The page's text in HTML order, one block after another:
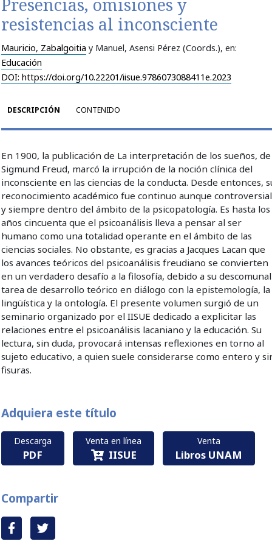
Presencias, omisiones y
resistencias al inconsciente
Mauricio, Zabalgoitia y Manuel, Asensi Pérez (Coords.), en:
Educación
DOI: https://doi.org/10.22201/iisue.9786073088411e.2023
DESCRIPCIÓN CONTENIDO
En 1900, la publicación de La interpretación de los sueños, de
Sigmund Freud, marcó la irrupción de la noción clínica del
inconsciente en las ciencias de la conducta. Desde entonces,
reconocimiento académico fue continuo aunque
y siempre dentro del ámbito de la psicopatología. Es hasta los
años cincuenta que el psicoanálisis lleva a pensar al ser
humano como una totalidad operante en el ámbito de las
ciencias sociales. No obstante, es gracias a Jacques Lacan que
los avances teóricos del psicoanálisis freudiano se convierten
en un verdadero desafío a la filosofía, debido a su descomunal
tarea de desarrollo teórico en diálogo con la epistemología, la
lingüística y la ontología. El presente volumen surgió de un
seminario organizado por el IISUE dedicado a explicitar las
relaciones entre el psicoanálisis lacaniano y la educación. Su
lectura, sin duda, provocará intensas reflexiones en torno al
sujeto educativo, a quien suele considerarse como entero y
fisuras.
Adquiera este título
Descarga
PDF
Venta en línea
IISUE
Venta
Libros UNAM
Compartir